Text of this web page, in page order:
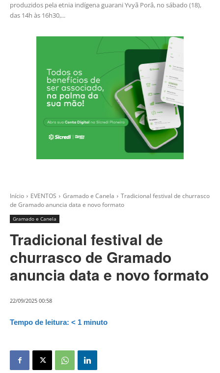
produzidos pela etnia indígena guarani Yvyã Porâ, no sábado (18),
das 14h às 16h30,...